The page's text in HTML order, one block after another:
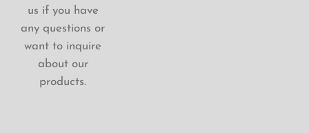
us if you have
any questions or
want to inquire
about our
products.